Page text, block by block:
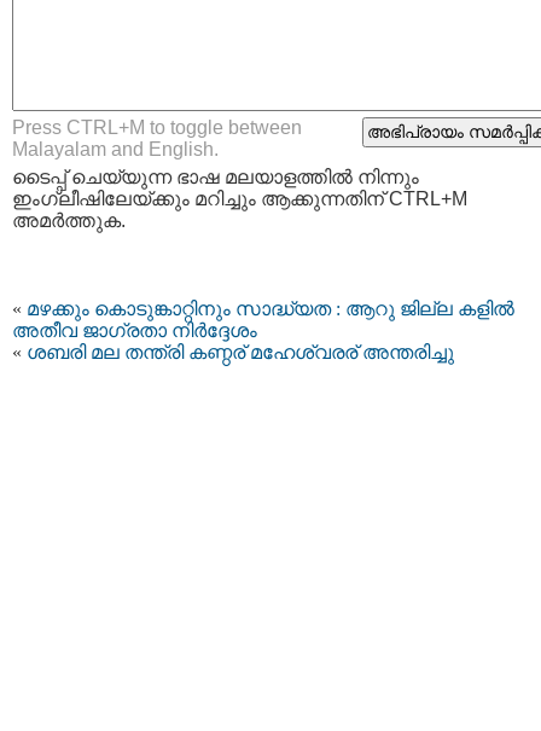
Press CTRL+M to toggle between
Malayalam and English.
ടൈപ്പ്‌ ചെയ്യുന്ന ഭാഷ മലയാളത്തില്‍ നിന്നും
ഇംഗ്ലീഷിലേയ്ക്കും മറിച്ചും ആക്കുന്നതിന് CTRL+M
അമര്‍ത്തുക.
« മഴക്കും കൊടുങ്കാറ്റിനും സാദ്ധ്യത : ആറു ജില്ല കളില്‍
അതീവ ജാഗ്രതാ നിര്‍ദ്ദേശം
« ശബരി മല തന്ത്രി കണ്ഠര് മഹേശ്വരര് അന്തരിച്ചു